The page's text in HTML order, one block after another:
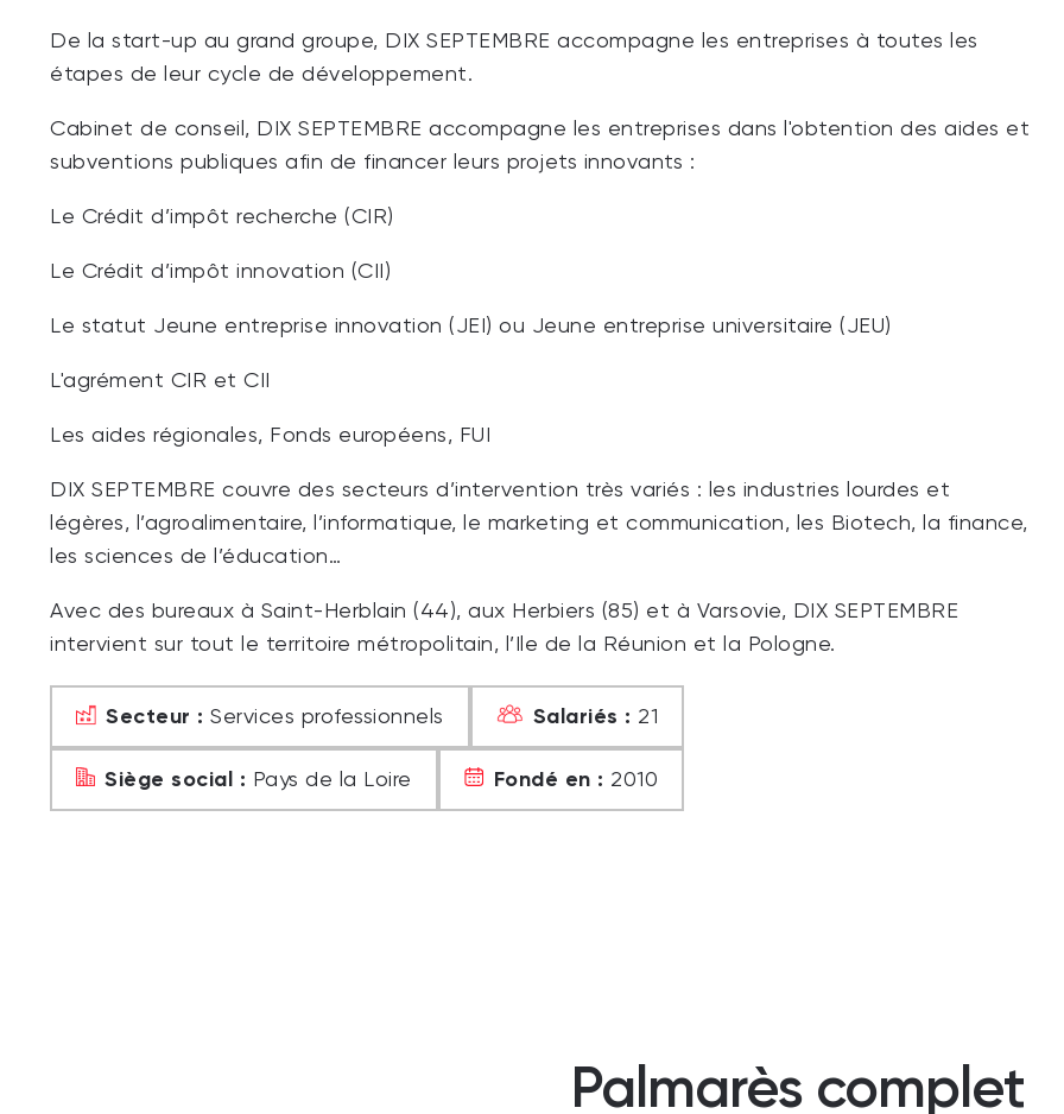
De la start-up au grand groupe, DIX SEPTEMBRE accompagne les entreprises à toutes les
étapes de leur cycle de développement.
Cabinet de conseil, DIX SEPTEMBRE accompagne les entreprises dans l'obtention des aides et
subventions publiques afin de financer leurs projets innovants :
Le Crédit d’impôt recherche (CIR)
Le Crédit d’impôt innovation (CII)
Le statut Jeune entreprise innovation (JEI) ou Jeune entreprise universitaire (JEU)
L'agrément CIR et CII
Les aides régionales, Fonds européens, FUI
DIX SEPTEMBRE couvre des secteurs d’intervention très variés : les industries lourdes et
légères, l’agroalimentaire, l’informatique, le marketing et communication, les Biotech, la finance,
les sciences de l’éducation…
Avec des bureaux à Saint-Herblain (44), aux Herbiers (85) et à Varsovie, DIX SEPTEMBRE
intervient sur tout le territoire métropolitain, l’Ile de la Réunion et la Pologne.
Secteur : Services professionnels Salariés : 21
Siège social : Pays de la Loire Fondé en : 2010
Palmarès complet